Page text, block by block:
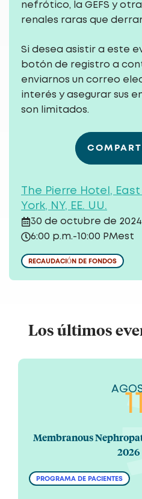
nefrótico, la GEFS y
renales raras que
Si desea asistir a este
botón de registro a
enviarnos un correo
interés y asegurar sus
son limitados.
The Pierre Hotel,
York, NY, EE. UU.
30 de octubre de 2024
6:00 p.m.-10:00 PMest
RECAUDACIÓN DE FONDOS
Los últimos
Membranous
2026
PROGRAMA DE PACIENTES
11